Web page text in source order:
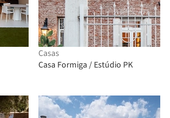
Casas
Casa Formiga / Estúdio PK